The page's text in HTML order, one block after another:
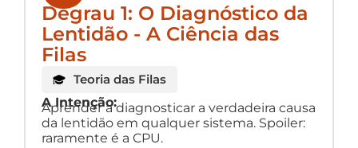
Degrau 1: O Diagnóstico da
Lentidão - A Ciência das
Filas
Teoria das Filas
A Intenção:
Aprender a diagnosticar a verdadeira causa
da lentidão em qualquer sistema. Spoiler:
raramente é a CPU.